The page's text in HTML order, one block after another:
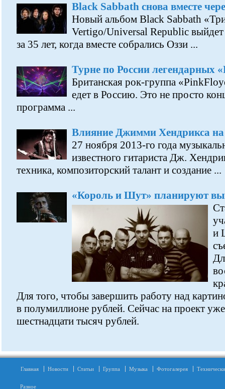
Black Sabbath снова вместе
Новый альбом Black Sabbath
Vertigo/Universal Republic
за 35 лет, когда вместе собрались Оззи ...
Турне по России легендарных
Британская рок-группа
едет в Россию. Это не просто
программа ...
Влияние Джимми Хендрикса
27 ноября 2013-го года
известного гитариста Дж.
техника, композиторский талант и создание ...
«Король и Шут» планируют
и
Для того, чтобы завершить работу над
в полумиллионе рублей. Сейчас на проект
шестнадцати тысяч рублей.
Главная Новости Статьи Группа Музыка Фотогалерея
Разное